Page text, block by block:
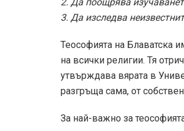
3. Да изследва
Теософията на Блаватска
на всички религии. Тя
утвърждава вярата в
разгръща сама, от
За най-важно за